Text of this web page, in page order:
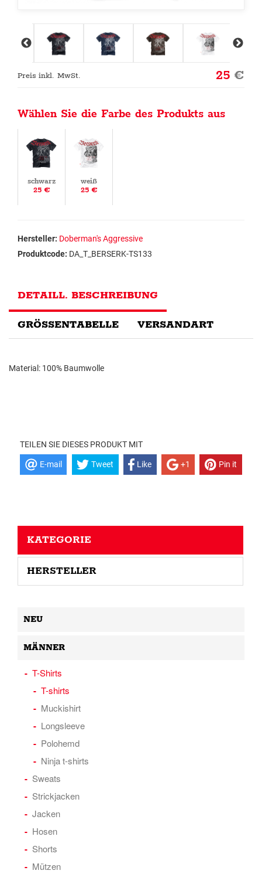
Preis inkl. MwSt. 25€
Wählen Sie die Farbe des Produkts aus
schwarz
25 €
weiß
25 €
Hersteller: Doberman's Aggressive
Produktcode: DA_T_BERSERK-TS133
DETAILL. BESCHREIBUNG
GRÖSSENTABELLE VERSANDART
Material: 100% Baumwolle
TEILEN SIE DIESES PRODUKT MIT
E-mail Tweet Like +1 Pin it
KATEGORIE
HERSTELLER
NEU
MÄNNER
T-Shirts
T-shirts
Muckishirt
Longsleeve
Polohemd
Ninja t-shirts
Sweats
Strickjacken
Jacken
Hosen
Shorts
Mützen